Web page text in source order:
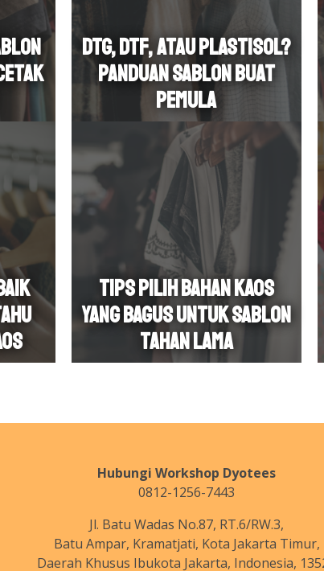
DTG, DTF, atau Plastisol?
Panduan Sablon Buat
Pemula
Tips Pilih Bahan Kaos
yang Bagus untuk Sablon
Tahan Lama
Hubungi Workshop Dyotees
0812-1256-7443
Jl. Batu Wadas No.87, RT.6/RW.3,
Batu Ampar, Kramatjati, Kota Jakarta Timur,
Daerah Khusus Ibukota Jakarta, Indonesia,